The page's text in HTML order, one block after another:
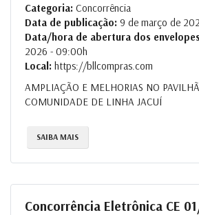
Categoria: Concorrência
Data de publicação: 9 de março de
Data/hora de abertura dos
2026 - 09:00h
Local: https://bllcompras.com
AMPLIAÇÃO E MELHORIAS NO
COMUNIDADE DE LINHA JACUÍ
SAIBA MAIS
Concorrência Eletrônica CE